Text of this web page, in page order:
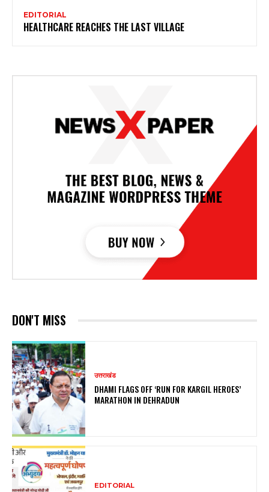
EDITORIAL
HEALTHCARE REACHES THE LAST VILLAGE
DON'T MISS
उत्तराखंड
DHAMI FLAGS OFF ‘RUN FOR KARGIL HEROES’
MARATHON IN DEHRADUN
EDITORIAL